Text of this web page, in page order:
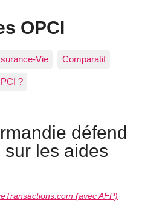
OPCI
Vie Comparatif
?
défend
les aides
(avec AFP)